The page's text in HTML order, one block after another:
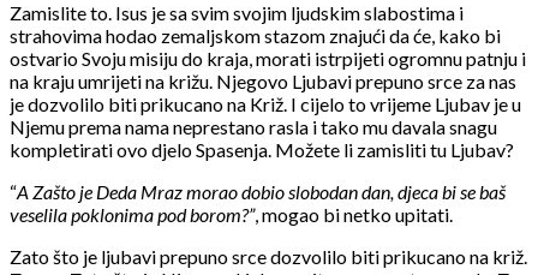
Zamislite to. Isus je sa svim svojim ljudskim slabostima i
strahovima hodao zemaljskom stazom znajući da će, kako bi
ostvario Svoju misiju do kraja, morati istrpijeti ogromnu patnju i
na kraju umrijeti na križu. Njegovo Ljubavi prepuno srce za nas
je dozvolilo biti prikucano na Križ. I cijelo to vrijeme Ljubav je u
Njemu prema nama neprestano rasla i tako mu davala snagu
kompletirati ovo djelo Spasenja. Možete li zamisliti tu Ljubav?
“A Zašto je Deda Mraz morao dobio slobodan dan, djeca bi se baš
veselila poklonima pod borom?”, mogao bi netko upitati.
Zato što je ljubavi prepuno srce dozvolilo biti prikucano na križ.